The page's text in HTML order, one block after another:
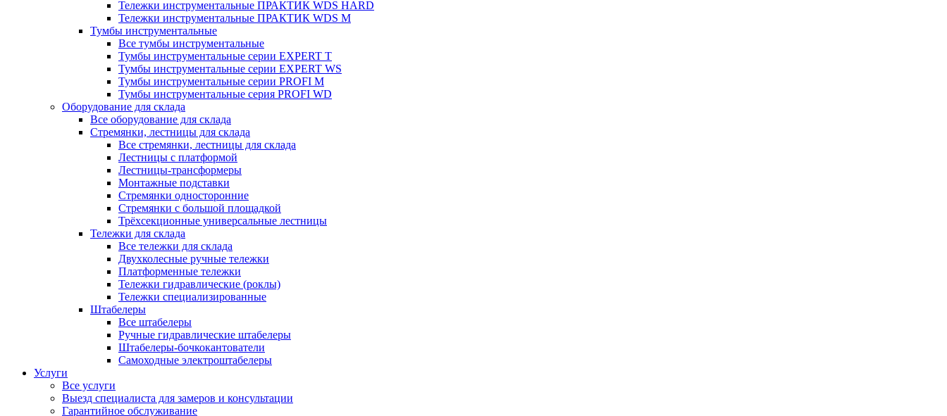
Тележки инструментальные ПРАКТИК WDS HARD
Тележки инструментальные ПРАКТИК WDS M
Тумбы инструментальные
Все тумбы инструментальные
Тумбы инструментальные серии EXPERT T
Тумбы инструментальные серии EXPERT WS
Тумбы инструментальные серии PROFI M
Тумбы инструментальные серия PROFI WD
Оборудование для склада
Все оборудование для склада
Стремянки, лестницы для склада
Все стремянки, лестницы для склада
Лестницы с платформой
Лестницы-трансформеры
Монтажные подставки
Стремянки односторонние
Стремянки с большой площадкой
Трёхсекционные универсальные лестницы
Тележки для склада
Все тележки для склада
Двухколесные ручные тележки
Платформенные тележки
Тележки гидравлические (роклы)
Тележки специализированные
Штабелеры
Все штабелеры
Ручные гидравлические штабелеры
Штабелеры-бочкокантователи
Самоходные электроштабелеры
Услуги
Все услуги
Выезд специалиста для замеров и консультации
Гарантийное обслуживание